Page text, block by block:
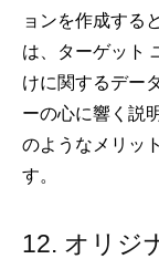
ョンを作成する
は、ターゲット
けに関するデー
ーの心に響く説
のようなメリッ
す。
12. オリジ